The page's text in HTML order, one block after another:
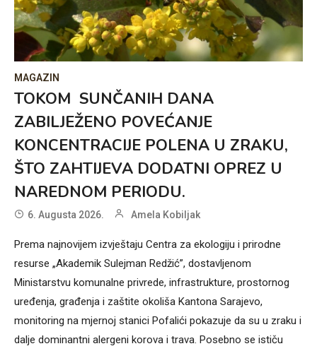
MAGAZIN
TOKOM SUNČANIH DANA
ZABILJEŽENO POVEĆANJE
KONCENTRACIJE POLENA U ZRAKU,
ŠTO ZAHTIJEVA DODATNI OPREZ U
NAREDNOM PERIODU.
6. Augusta 2026. Amela Kobiljak
Prema najnovijem izvještaju Centra za ekologiju i prirodne
resurse „Akademik Sulejman Redžić”, dostavljenom
Ministarstvu komunalne privrede, infrastrukture, prostornog
uređenja, građenja i zaštite okoliša Kantona Sarajevo,
monitoring na mjernoj stanici Pofalići pokazuje da su u zraku i
dalje dominantni alergeni korova i trava. Posebno se ističu